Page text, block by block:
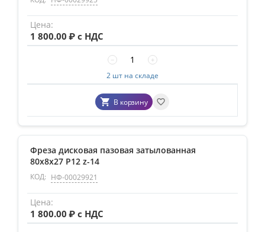
1 800.00 ₽ с НДС
+
−
2 шт на складе
В корзину
Фреза дисковая пазовая затылованная
80х8х27 Р12 z-14
КОД: НФ-00029921
1 800.00 ₽ с НДС